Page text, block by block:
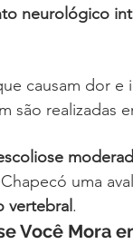
neurológico
causam dor e
são realizadas
uma
vertebral .
Você Mora